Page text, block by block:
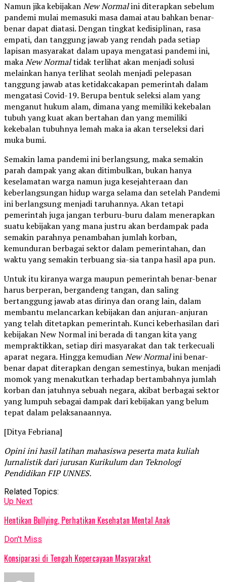
Namun jika kebijakanNewNormalini diterapkan sebelum
pandemi mulai memasuki masa damai atau bahkan benar-
benar dapat diatasi. Dengan tingkat kedisiplinan, rasa
empati, dan tanggung jawab yang rendah pada setiap
lapisan masyarakat dalam upaya mengatasi pandemi ini,
makaNewNormaltidak terlihat akan menjadi solusi
melainkan hanya terlihat seolah menjadi pelepasan
tanggung jawab atas ketidakcakapan pemerintah dalam
mengatasi Covid-19. Berupa bentuk seleksi alam yang
menganut hukum alam, dimana yang memiliki kekebalan
tubuh yang kuat akan bertahan dan yang memiliki
kekebalan tubuhnya lemah maka ia akan terseleksi dari
muka bumi.
Semakin lama pandemi ini berlangsung, maka semakin
parah dampak yang akan ditimbulkan, bukan hanya
keselamatan warga namun juga kesejahteraan dan
keberlangsungan hidup warga selama dan setelah Pandemi
ini berlangsung menjadi taruhannya. Akan tetapi
pemerintah juga jangan terburu-buru dalam menerapkan
suatu kebijakan yang mana justru akan berdampak pada
semakin parahnya penambahan jumlah korban,
kemunduran berbagai sektor dalam pemerintahan, dan
waktu yang semakin terbuang sia-sia tanpa hasil apa pun.
Untuk itu kiranya warga maupun pemerintah benar-benar
harus berperan, bergandeng tangan, dan saling
bertanggung jawab atas dirinya dan orang lain, dalam
membantu melancarkan kebijakan dan anjuran-anjuran
yang telah ditetapkan pemerintah. Kunci keberhasilan dari
kebijakan New Normal ini berada di tangan kita yang
mempraktikkan, setiap diri masyarakat dan tak terkecuali
aparat negara. Hingga kemudianNew Normalini benar-
benar dapat diterapkan dengan semestinya, bukan menjadi
momok yang menakutkan terhadap bertambahnya jumlah
korban dan jatuhnya sebuah negara, akibat berbagai sektor
yang lumpuh sebagai dampak dari kebijakan yang belum
tepat dalam pelaksanaannya.
[Ditya Febriana]
Opini ini hasil latihan mahasiswa peserta mata kuliah
Jurnalistik dari jurusan Kurikulum dan Teknologi
Pendidikan FIP UNNES.
Related Topics:
Up Next
Hentikan Bullying, Perhatikan Kesehatan Mental Anak
Don't Miss
Konsiparasi di Tengah Kepercayaan Masyarakat